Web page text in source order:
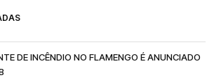
DE INCÊNDIO NO FLAMENGO É ANUNCIADO